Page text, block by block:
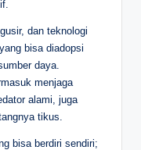
dan teknologi
bisa diadopsi
daya.
menjaga
alami, juga
tikus.
bisa berdiri sendiri;